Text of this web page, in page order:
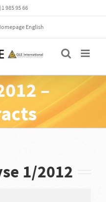
985 95 66
English
–
1/2012